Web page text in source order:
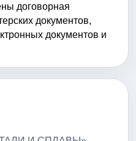
договорная
документов,
документов и